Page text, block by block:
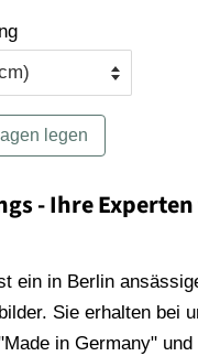
legen
- Ihre
ein in Berlin
Sie erhalten bei
in Germany"